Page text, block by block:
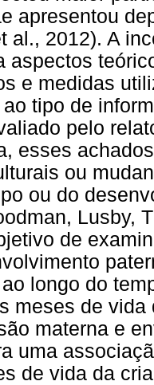
apresentou
al., 2012). A
aspectos
e medidas
tipo de
pelo
esses
ou
ou do
Lusby,
de
longo do
meses de
materna e
uma
de vida da